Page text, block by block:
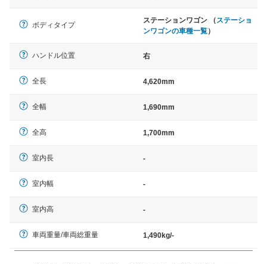
ボディタイプ
ステーションワゴン （ ステーショ
ンワゴンの車種一覧）
ハンドル位置 右
全長 4,620mm
全幅 1,690mm
全高 1,700mm
室内長 -
室内幅 -
室内高 -
車両重量/車両総重量 1,490kg/-